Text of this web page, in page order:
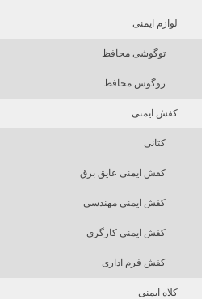
لوازم ایمنی
توگوشی محافظ
روگوش محافظ
کفش ایمنی
کتانی
کفش ایمنی عایق برق
کفش ایمنی مهندسی
کفش ایمنی کارگری
کفش فرم اداری
کلاه ایمنی